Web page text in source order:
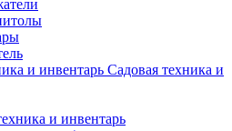
Садовая техника и
и инвентарь